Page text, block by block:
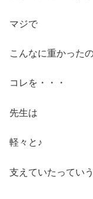
マジで
こんなに重かった
コレを・・・
先生は
軽々と♪
支えていたってい